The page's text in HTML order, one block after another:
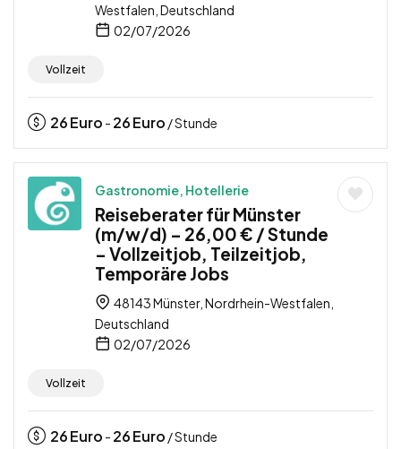
Westfalen, Deutschland
02/07/2026
Vollzeit
26Euro - 26Euro / Stunde
Gastronomie, Hotellerie
Reiseberater für Münster
(m/w/d) – 26,00 € / Stunde
– Vollzeitjob, Teilzeitjob,
Temporäre Jobs
48143 Münster, Nordrhein-Westfalen,
Deutschland
02/07/2026
Vollzeit
26Euro - 26Euro / Stunde